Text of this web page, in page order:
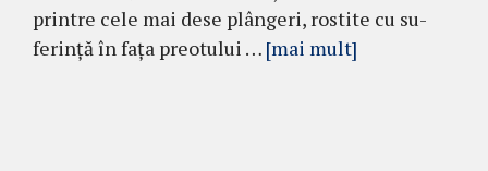
printre cele mai dese plângeri, rostite cu su­
ferinţă în faţa preo­tului … [mai mult]